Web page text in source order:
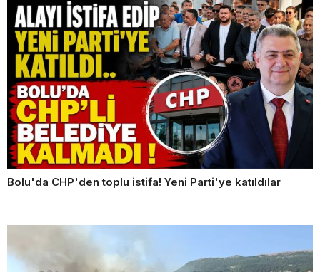
Bolu'da CHP'den toplu istifa! Yeni Parti'ye katıldılar